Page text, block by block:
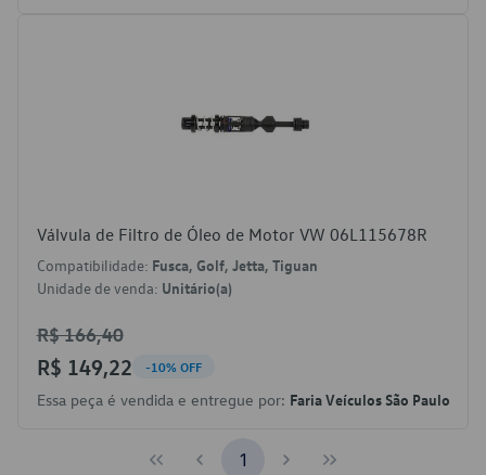
Válvula de Filtro de Óleo de Motor VW 06L115678R
Compatibilidade: Fusca, Golf, Jetta, Tiguan
Unidade de venda: Unitário(a)
R$ 166,40
R$ 149,22 -10% OFF
Essa peça é vendida e entregue por: Faria Veículos São Paulo
1